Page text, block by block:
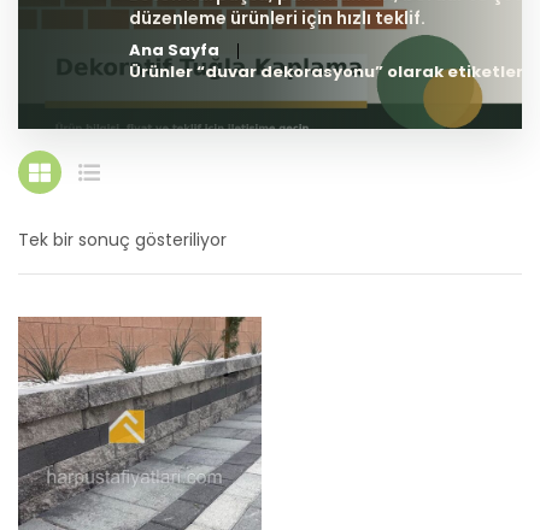
Ana Sayfa
Ürünler “duvar dekorasyonu” olarak
Tek bir sonuç gösteriliyor